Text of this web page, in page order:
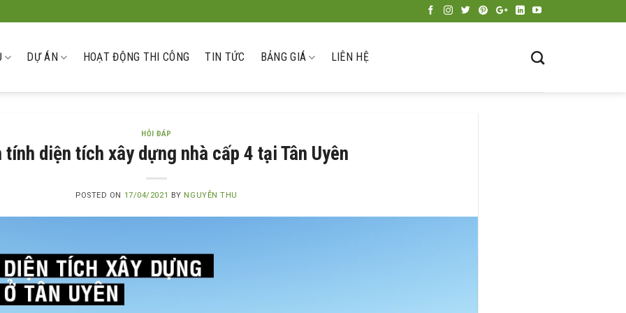
DỰ ÁN HOẠT ĐỘNG THI CÔNG TIN TỨC BẢNG GIÁ LIÊN HỆ
HỎI ĐÁP
tính diện tích xây dựng nhà cấp 4 tại Tân Uyên
POSTED ON 17/04/2021 BY NGUYỄN THU